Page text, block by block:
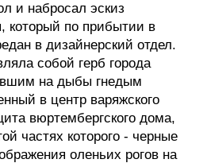
и набросал эскиз
по прибытии в
в дизайнерский отдел.
собой герб города
на дыбы гнедым
в центр варяжского
вюртембергского дома,
частях которого - черные
оленьих рогов на